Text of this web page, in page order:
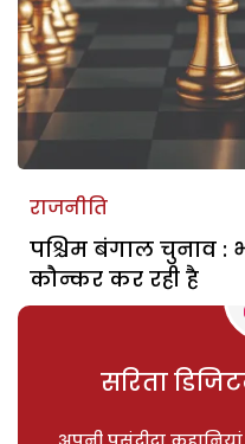
राजनीति
पश्चिम बंगाल चुनाव :
कौन्कर कर रही है
सरिता